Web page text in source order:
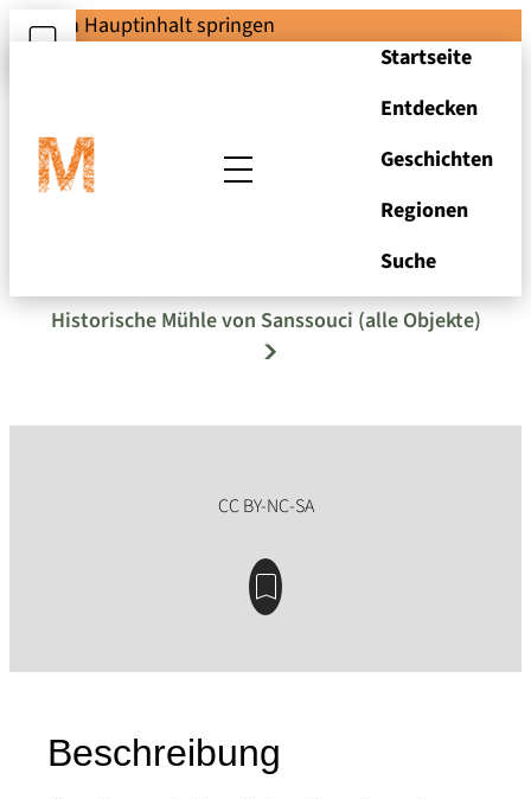
Zum Hauptinhalt springen
Startseite
Entdecken
Geschichten
Regionen
Suche
Druckplatte PFLUG
Historische Mühle von Sanssouci (alle Objekte)
Beschreibung